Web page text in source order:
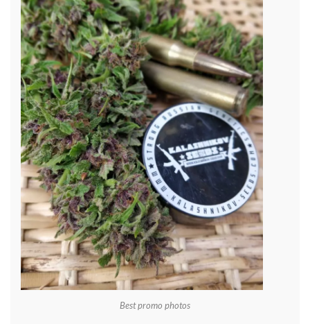
Best promo photos